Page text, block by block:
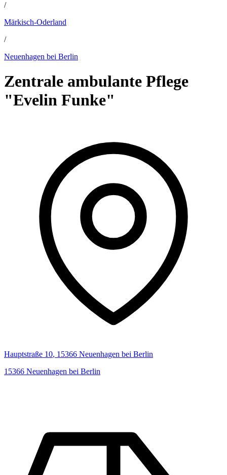
/
Märkisch-Oderland
/
Neuenhagen bei Berlin
Zentrale ambulante Pflege
"Evelin Funke"
Hauptstraße 10, 15366 Neuenhagen bei Berlin
15366 Neuenhagen bei Berlin